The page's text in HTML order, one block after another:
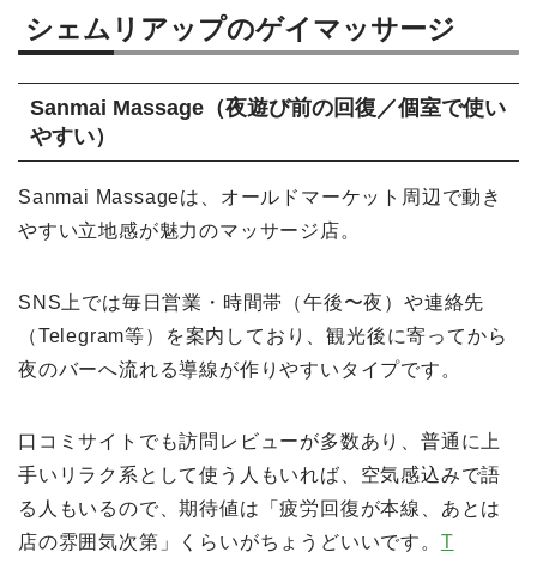
シェムリアップのゲイマッサージ
Sanmai Massage（夜遊び前の回復／個室で使い
やすい）
Sanmai Massageは、オールドマーケット周辺で動き
やすい立地感が魅力のマッサージ店。
SNS上では毎日営業・時間帯（午後〜夜）や連絡先
（Telegram等）を案内しており、観光後に寄ってから
夜のバーへ流れる導線が作りやすいタイプです。
口コミサイトでも訪問レビューが多数あり、普通に上
手いリラク系として使う人もいれば、空気感込みで語
る人もいるので、期待値は「疲労回復が本線、あとは
店の雰囲気次第」くらいがちょうどいいです。 T